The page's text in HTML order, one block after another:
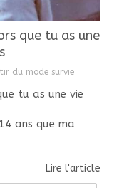
que tu as une
du mode survie
tu as une vie
ans que ma
Lire l'article